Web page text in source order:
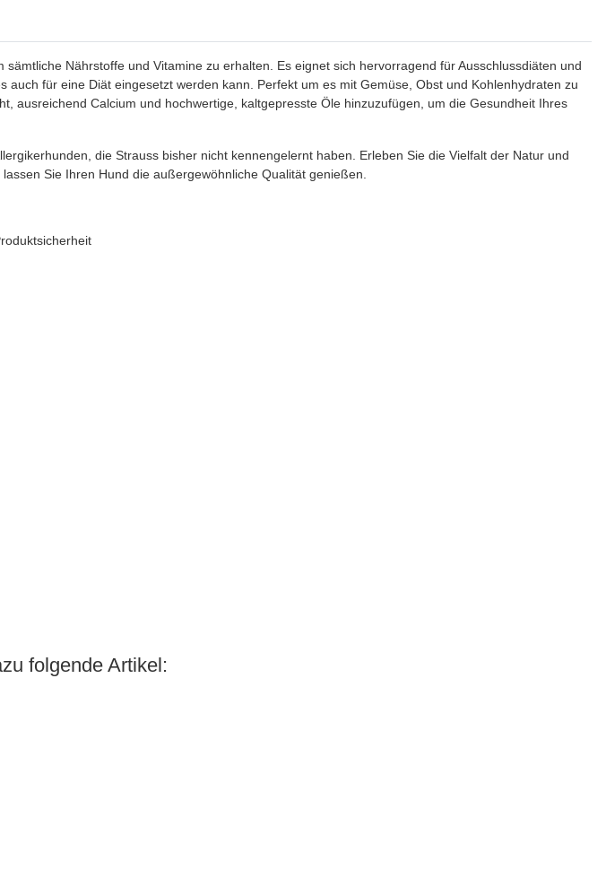
Nährstoffe und Vitamine zu erhalten. Es eignet sich hervorragend für Ausschlussdiäten und
für eine Diät eingesetzt werden kann. Perfekt um es mit Gemüse, Obst und Kohlenhydraten zu
ausreichend Calcium und hochwertige, kaltgepresste Öle hinzuzufügen, um die Gesundheit Ihres
die Strauss bisher nicht kennengelernt haben. Erleben Sie die Vielfalt der Natur und
Sie Ihren Hund die außergewöhnliche Qualität genießen.
folgende Artikel: